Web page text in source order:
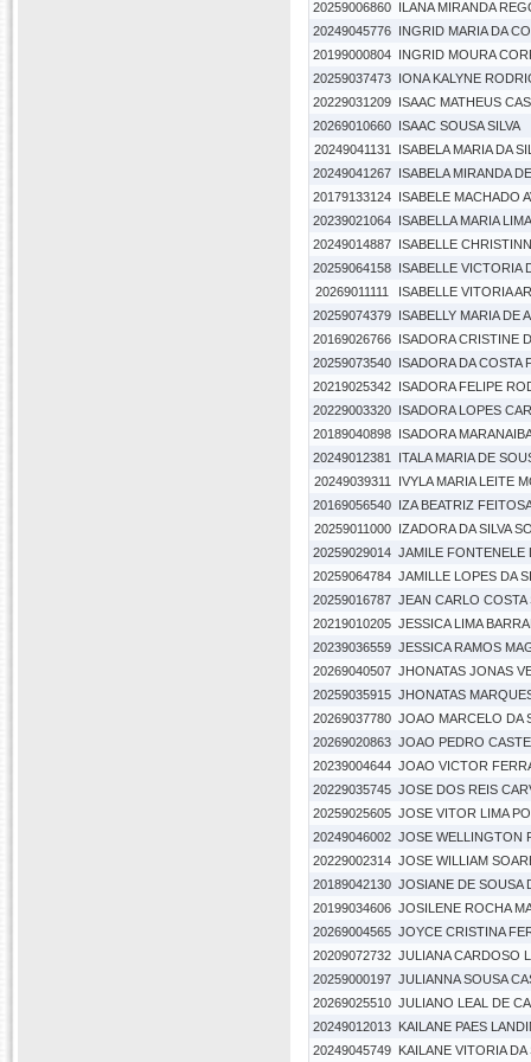
20259006860 ILANA MIRANDA
20249045776 INGRID MARIA DA
20199000804 INGRID MOURA
20259037473 IONA KALYNE
20229031209 ISAAC MATHEUS
20269010660 ISAAC SOUSA SILVA
20249041131
ISABELA MARIA DA
20249041267 ISABELA MIRANDA
20179133124 ISABELE MACHADO
20239021064 ISABELLA MARIA
20249014887 ISABELLE
20259064158 ISABELLE VICTORIA
20269011111
ISABELLE VITORIA
20259074379 ISABELLY MARIA DE
20169026766 ISADORA CRISTINE
20259073540 ISADORA DA COSTA
20219025342 ISADORA FELIPE
20229003320 ISADORA LOPES
20189040898 ISADORA
20249012381
ITALA MARIA DE
20249039311
IVYLA MARIA LEITE
20169056540 IZA BEATRIZ
20259011000
IZADORA DA SILVA
20259029014 JAMILE FONTENELE
20259064784 JAMILLE LOPES DA
20259016787 JEAN CARLO COSTA
20219010205 JESSICA LIMA
20239036559 JESSICA RAMOS
20269040507 JHONATAS JONAS
20259035915 JHONATAS
20269037780 JOAO MARCELO DA
20269020863 JOAO PEDRO
20239004644 JOAO VICTOR
20229035745 JOSE DOS REIS
20259025605 JOSE VITOR LIMA
20249046002 JOSE WELLINGTON
20229002314 JOSE WILLIAM
20189042130 JOSIANE DE SOUSA
20199034606 JOSILENE ROCHA
20269004565 JOYCE CRISTINA
20209072732 JULIANA CARDOSO
20259000197 JULIANNA SOUSA
20269025510 JULIANO LEAL DE
20249012013 KAILANE PAES
20249045749 KAILANE VITORIA DA